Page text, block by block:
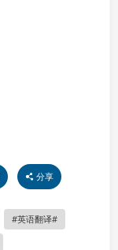
分享
英语翻译